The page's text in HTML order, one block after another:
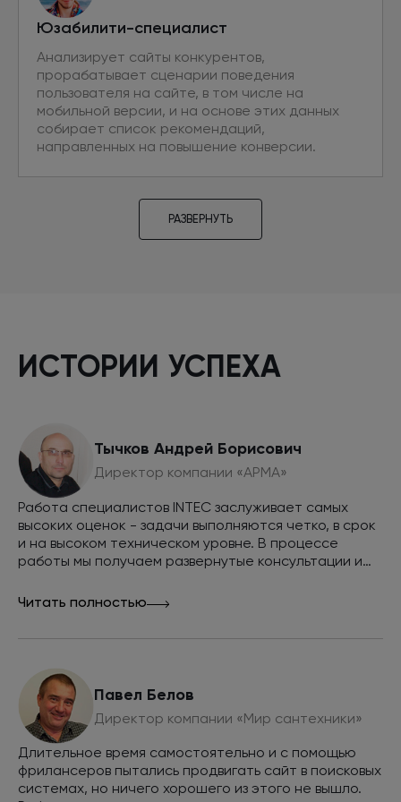
Юзабилити-специалист
Анализирует сайты конкурентов,
прорабатывает сценарии поведения
пользователя на сайте, в том числе на
мобильной версии, и на основе этих данных
собирает список рекомендаций,
направленных на повышение конверсии.
дополнительного трафика из поиска. Проводит
аудит текущих интерфейсов на основе
Программист
мешающие правильной индексации сайта и
влияющие на индексацию сайта поисковыми
системами.
РАЗВЕРНУТЬ
ИСТОРИИ УСПЕХА
Тычков Андрей Борисович
Директор компании «АРМА»
Работа специалистов INTEC заслуживает самых
высоких оценок - задачи выполняются четко, в срок
и на высоком техническом уровне. В процессе
работы мы получаем развернутые консультации и
сайт в топ выдачи поисковых систем Яндекс и
Читать полностью
Павел Белов
Директор компании «Мир сантехники»
Длительное время самостоятельно и с помощью
фрилансеров пытались продвигать сайт в поисковых
системах, но ничего хорошего из этого не вышло.